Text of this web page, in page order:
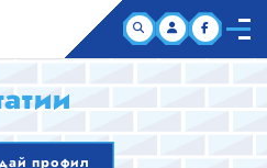
профил